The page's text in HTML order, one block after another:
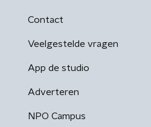
Contact
Veelgestelde vragen
App de studio
Adverteren
NPO Campus